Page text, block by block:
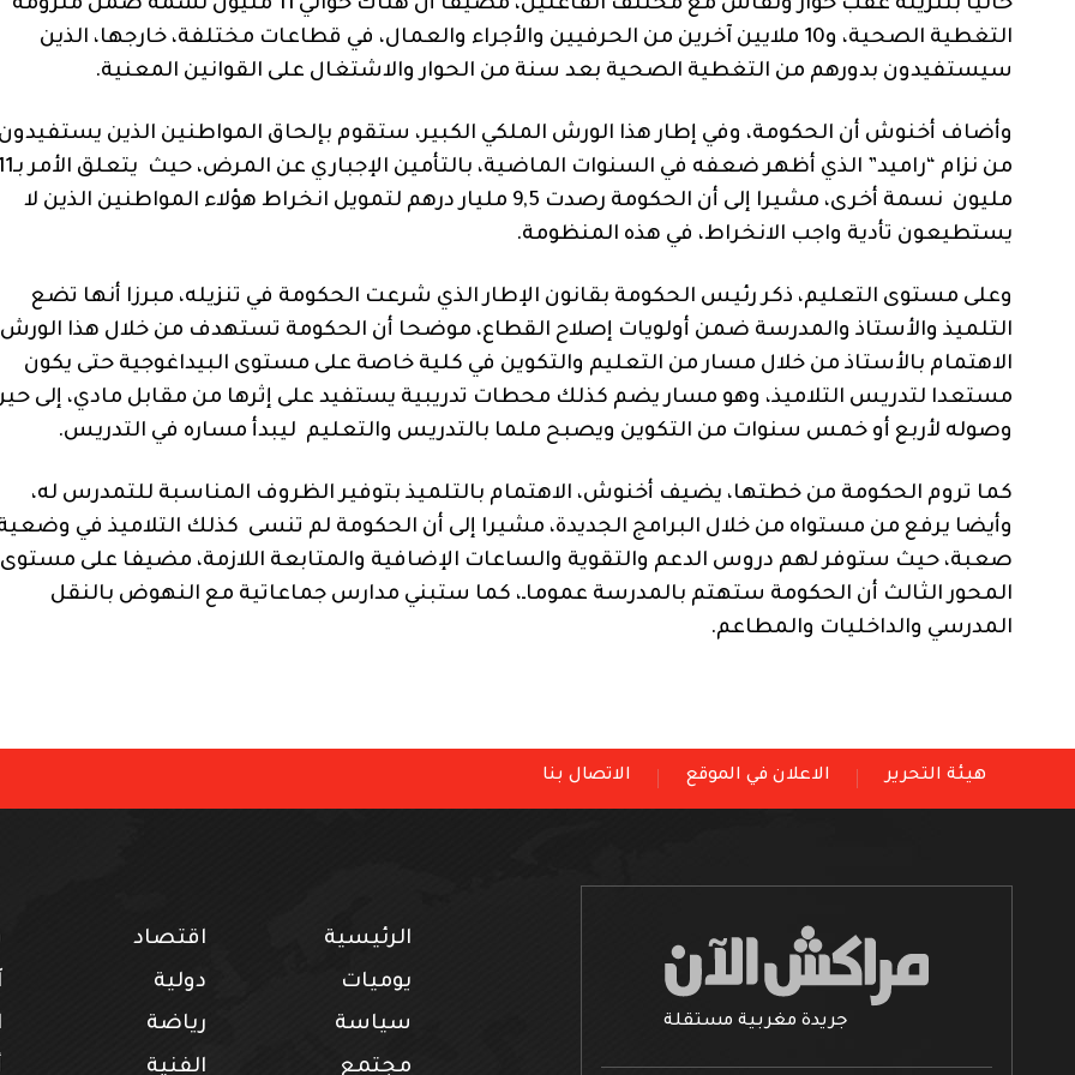
حاليا بتنزيله عقب حوار ونقاش مع مختلف الفاعلين، مضيفا أن هناك حوالي 11 مليون نسمة ضمن منزومة
التغطية الصحية، و10 ملايين آخرين من الحرفيين والأجراء والعمال، في قطاعات مختلفة، خارجها، الذين
سيستفيدون بدورهم من التغطية الصحية بعد سنة من الحوار والاشتغال على القوانين المعنية.
وأضاف أخنوش أن الحكومة، وفي إطار هذا الورش الملكي الكبير، ستقوم بإلحاق المواطنين الذين يستفيدون
من نزام “راميد” الذي أظهر ضعفه في السنوات الماضية، بالتأمين الإجباري عن المرض، حيث يتعلق الأمر بـ11
مليون نسمة أخرى، مشيرا إلى أن الحكومة رصدت 9,5 مليار درهم لتمويل انخراط هؤلاء المواطنين الذين لا
يستطيعون تأدية واجب الانخراط، في هذه المنظومة.
وعلى مستوى التعليم، ذكر رئيس الحكومة بقانون الإطار الذي شرعت الحكومة في تنزيله، مبرزا أنها تضع
التلميذ والأستاذ والمدرسة ضمن أولويات إصلاح القطاع، موضحا أن الحكومة تستهدف من خلال هذا الورش
الاهتمام بالأستاذ من خلال مسار من التعليم والتكوين في كلية خاصة على مستوى البيداغوجية حتى يكون
مستعدا لتدريس التلاميذ، وهو مسار يضم كذلك محطات تدريبية يستفيد على إثرها من مقابل مادي، إلى
وصوله لأربع أو خمس سنوات من التكوين ويصبح ملما بالتدريس والتعليم ليبدأ مساره في التدريس.
كما تروم الحكومة من خطتها، يضيف أخنوش، الاهتمام بالتلميذ بتوفير الظروف المناسبة للتمدرس له،
وأيضا يرفع من مستواه من خلال البرامج الجديدة، مشيرا إلى أن الحكومة لم تنسى كذلك التلاميذ في
صعبة، حيث ستوفر لهم دروس الدعم والتقوية والساعات الإضافية والمتابعة اللازمة، مضيفا على مستوى
المحور الثالث أن الحكومة ستهتم بالمدرسة عموماـ، كما ستبني مدارس جماعاتية مع النهوض بالنقل
المدرسي والداخليات والمطاعم.
هيئة التحرير الاعلان في الموقع الاتصال بنا
جريدة مغربية مستقلة
الرئيسية
يوميات
سياسة
مجتمع
اقتصاد
دولية
رياضة
الفنية